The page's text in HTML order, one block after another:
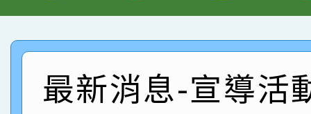
臺灣台語-第二名
市賽榮獲科學小創客佳
創客第三名。
賀！本校參加桃園市中
賽 洪綺君教師榮獲社
名
賀！本校阿巴斯O蜜、
倩參加桃園市科展 國
賀！本校四年二班張O
最新消息-宣導活